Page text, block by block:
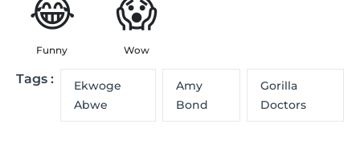
😂
Funny
😱
Wow
Tags :
Ekwoge
Abwe
Amy
Bond
Gorilla
Doctors